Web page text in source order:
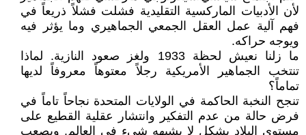
لأن الأدبيات الماركسية التقليدية فشلت فشلاً ذريعاً في
فهم آلية عمل العقل الجمعي الجماهيري وما يؤثر فيه
ويوجه حراكه.
ما زلنا نعيش لحظة 1933 ولغز صعود النازية. لماذا
تنتخب الجماهير الأمريكية رجلاً معتوهاً معروفاً لديها
تماماً؟
تنجح النخبة الحاكمة في الولايات المتحدة نجاحاً تاماً في
فرض حالة من عدم التفكير وانتشار عقلية القطيع على
مستوى البلاد بشكل لا يشبهه شيء في العالم. ويصعب